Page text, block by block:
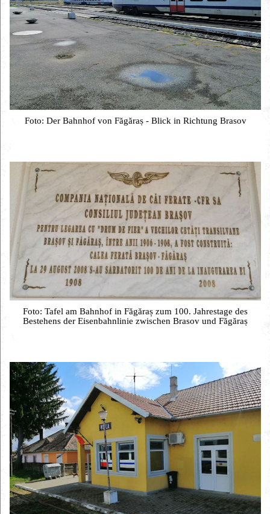
Foto: Der Bahnhof von Făgăraș - Blick in Richtung Brasov
Foto: Tafel am Bahnhof in Făgăraș zum 100. Jahrestage des
Bestehens der Eisenbahnlinie zwischen Brasov und Făgăraș